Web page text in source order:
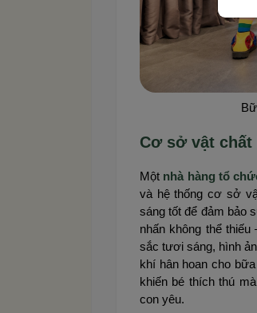
Cơ sở vật
Một nhà hàng tổ
và hệ thống cơ sở
sáng tốt để đảm bảo
nhấn không thể
sắc tươi sáng, hình
khí hân hoan cho
khiến bé thích thú
con yêu.